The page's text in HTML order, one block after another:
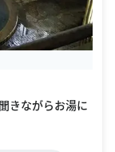
きながらお湯に